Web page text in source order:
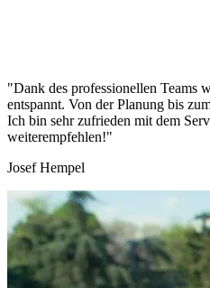
"Dank des professionellen Teams
entspannt. Von der Planung bis
Ich bin sehr zufrieden mit dem
weiterempfehlen!"
Josef Hempel